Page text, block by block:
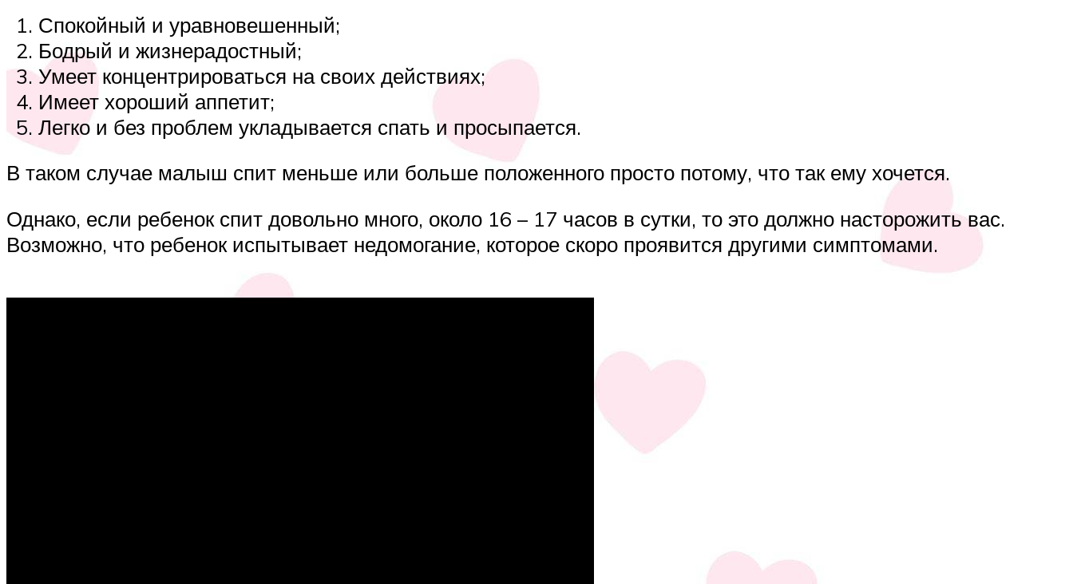
Спокойный и уравновешенный;
Бодрый и жизнерадостный;
Умеет концентрироваться на своих действиях;
Имеет хороший аппетит;
Легко и без проблем укладывается спать и просыпается.
В таком случае малыш спит меньше или больше положенного просто потому, что так ему хочется.
Однако, если ребенок спит довольно много, около 16 – 17 часов в сутки, то это должно насторожить вас.
Возможно, что ребенок испытывает недомогание, которое скоро проявится другими симптомами.